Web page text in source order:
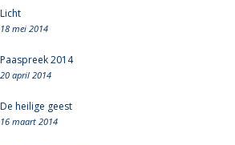
Licht
18 mei 2014
Paaspreek 2014
20 april 2014
De heilige geest
16 maart 2014